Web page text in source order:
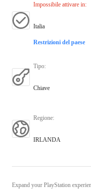
Impossibile attivare in:
Italia
Restrizioni del paese
Tipo:
Chiave
Regione:
IRLANDA
Expand your PlayStation